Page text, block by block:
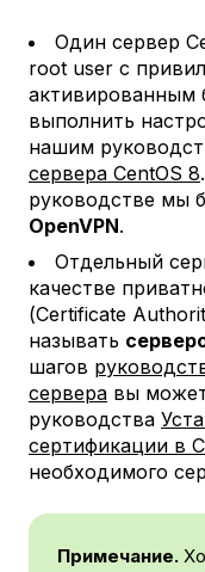
Один сервер
root user с
активированным
выполнить
нашим
сервера CentOS 8
руководстве мы
OpenVPN.
Отдельный
качестве
(Certificate
называть
шагов
сервера вы
руководства
сертификации в
необходимого
Примечание.